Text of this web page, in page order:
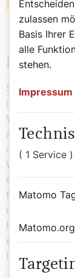
Neues
Sein neues
in Social-
Video auf
aus Indien,
den USA
With-Me" und
der Priester
für seinen
übrigens
Humor, wie
er etwa mit
Interview.
zulassen
Basis Ihrer
alle
stehen.
Impressum
( 1 Service )
Matomo
Matomo.org